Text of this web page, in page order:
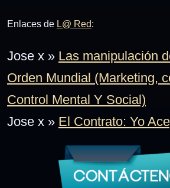
Enlaces de L@ Red:
Jose x » Las manipulación
Orden Mundial (Marketing,
Control Mental Y Social)
Jose x » El Contrato: Yo